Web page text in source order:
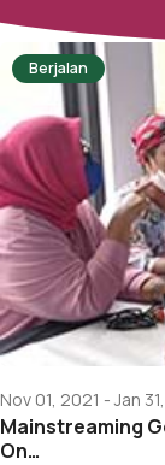
Berjalan
Nov 01, 2021 - Jan
Mainstreaming
On…